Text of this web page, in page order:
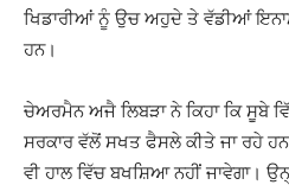
ਖਿਡਾਰੀਆਂ ਨੂੰ ਉਚ ਅਹੁਦੇ ਤੇ ਵੱਡੀਆਂ
ਹਨ।
ਚੇਅਰਮੈਨ ਅਜੈ ਲਿਬੜਾ ਨੇ ਕਿਹਾ ਕਿ ਸੂਬੇ
ਸਰਕਾਰ ਵੱਲੋਂ ਸਖਤ ਫੈਸਲੇ ਕੀਤੇ ਜਾ ਰਹੇ
ਵੀ ਹਾਲ ਵਿੱਚ ਬਖਸ਼ਿਆ ਨਹੀਂ ਜਾਵੇਗਾ।